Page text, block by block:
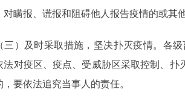
对瞒报、谎报和阻碍他人报告疫情的或其
及时采取措施，坚决扑灭疫情。各级
法对疫区、疫点、受威胁区采取控制、
，要依法追究当事人的责任。